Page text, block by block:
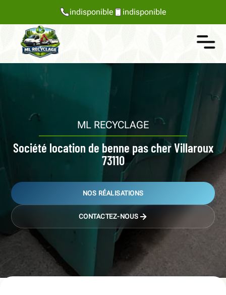
indisponible indisponible
ML RECYCLAGE
Société location de benne pas cher Villaroux
73110
NOS RÉALISATIONS
CONTACTEZ-NOUS